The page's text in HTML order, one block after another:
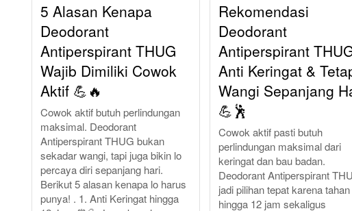
5 Alasan Kenapa
Deodorant
Antiperspirant THUG
Wajib Dimiliki Cowok
Aktif 💪🔥
Cowok aktif butuh perlindungan
maksimal. Deodorant
Antiperspirant THUG bukan
sekadar wangi, tapi juga bikin lo
percaya diri sepanjang hari.
Berikut 5 alasan kenapa lo harus
punya! . 1. Anti Keringat hingga
Rekomendasi
Deodorant
Antiperspirant
Anti Keringat &
Wangi Sepanjang
💪🕺
Cowok aktif pasti butuh
perlindungan maksimal dari
keringat dan bau badan.
Deodorant Antiperspirant
jadi pilihan tepat karena tahan
hingga 12 jam sekaligus